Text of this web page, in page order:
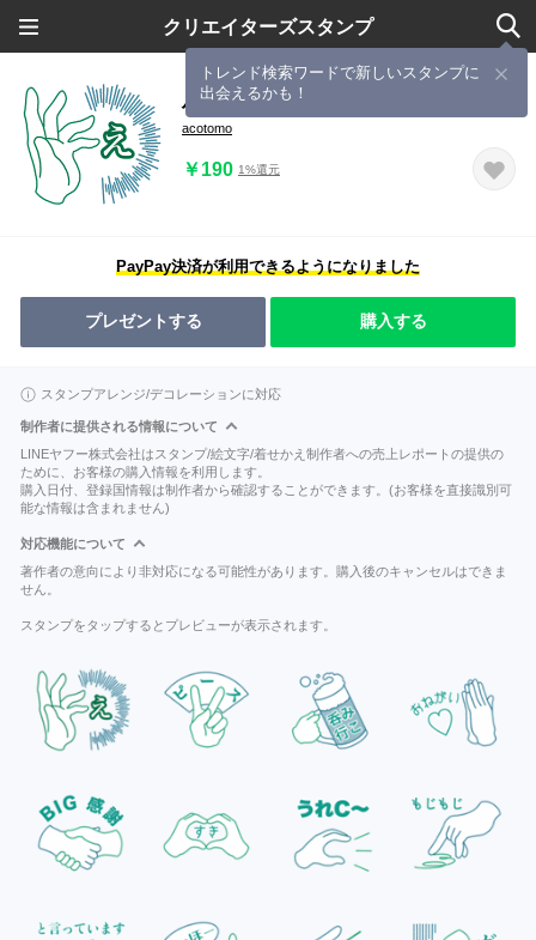
クリエイターズスタンプ
トレンド検索ワードで新しいスタンプに
出会えるかも！
ハンドサイン～手の表情～
acotomo
￥190 1%還元
PayPay決済が利用できるようになりました
プレゼントする 購入する
スタンプアレンジ/デコレーションに対応
制作者に提供される情報について
LINEヤフー株式会社はスタンプ/絵文字/着せかえ制作者への売上レポートの提供の
ために、お客様の購入情報を利用します。
購入日付、登録国情報は制作者から確認することができます。(お客様を直接識別可
能な情報は含まれません)
対応機能について
著作者の意向により非対応になる可能性があります。購入後のキャンセルはできま
せん。
スタンプをタップするとプレビューが表示されます。